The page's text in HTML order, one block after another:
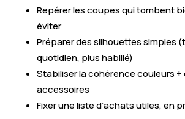
Repérer les coupes qui tombent
éviter
Préparer des silhouettes simples
quotidien, plus habillé)
Stabiliser la cohérence couleurs +
accessoires
Fixer une liste d’achats utiles, en